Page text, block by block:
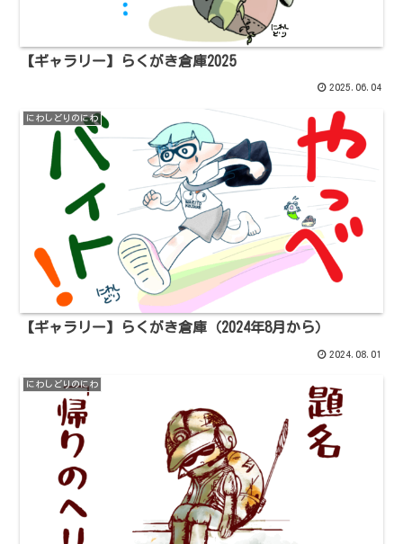
【ギャラリー】らくがき倉庫2025
2025.06.04
にわしどりのにわ
【ギャラリー】らくがき倉庫（2024年8月から）
2024.08.01
にわしどりのにわ